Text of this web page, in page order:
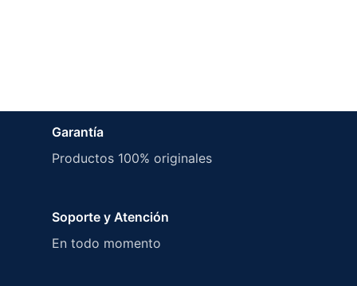
Garantía
Productos 100% originales
Soporte y Atención
En todo momento